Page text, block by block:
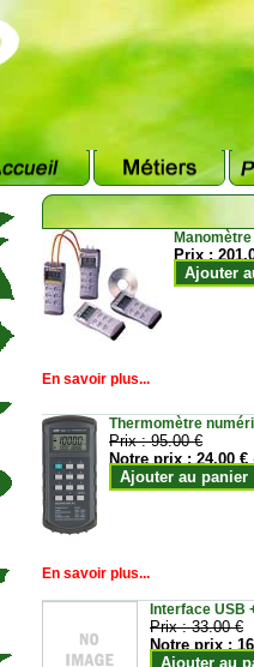
Prix :
Ajouter
En savoir plus...
Thermomètre
Prix :95.00 €
Notre prix :24.00 €
Ajouter au panier
En savoir plus...
Interface USB
Prix :33.00 €
Notre prix :
Ajouter au